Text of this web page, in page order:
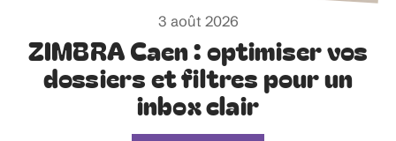
3 août 2026
ZIMBRA Caen : optimiser vos
dossiers et filtres pour un
inbox clair